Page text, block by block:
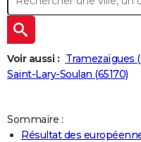
Retraite
Impôts
Epargne
Immobilier
Risques naturels par ville
Banque
Assurance
Crédit
AUTO
Essais
Réserver un essai
Citadines
Berlines
SUV
Forum auto
+
HIGH-TECH
Mobiles
Meilleur smartphone
Internet
Ordinateurs
Jeux vidéo
Guide high-tech
+
BRICOLAGE
Guides de France
Escapades
Patrimoine
Expositions
Musées
Week-end nature
LIFESTYLE
Voir aussi : Tramezaïgues
Saint-Lary-Soulan (65170)
Sommaire :
Résultat des